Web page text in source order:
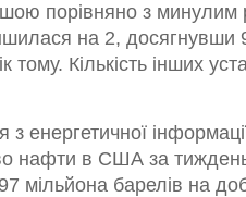
порівняно з минулим
на 2,
тому. Кількість інших
з енергетичної
нафти в США за
мільйона барелів на